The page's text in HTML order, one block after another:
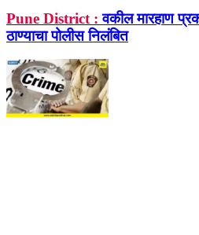
Pune District : वकील मारहाण
ठाण्याचा पोलीस निलंबित